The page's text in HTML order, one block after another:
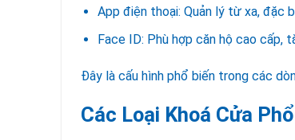
App điện thoại: Quản lý từ xa, đặc
Face ID: Phù hợp căn hộ cao cấp,
Đây là cấu hình phổ biến trong các
Các Loại Khoá Cửa